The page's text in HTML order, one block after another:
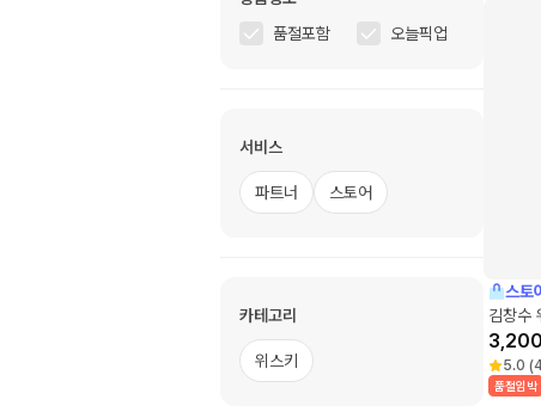
품절포함
오늘픽업
서비스
파트너 스토어
카테고리
위스키
스토
김창수
5.0 (
품절임박